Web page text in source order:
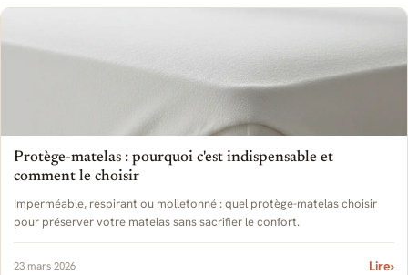
Protège-matelas : pourquoi c'est indispensable et
comment le choisir
Imperméable, respirant ou molletonné : quel protège-matelas choisir
pour préserver votre matelas sans sacrifier le confort.
23 mars 2026 Lire›